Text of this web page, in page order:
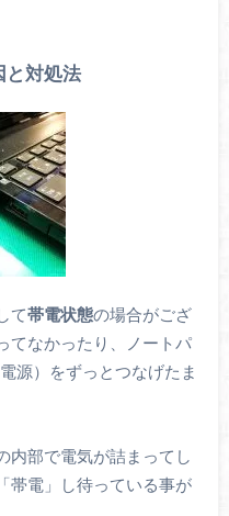
と対処法
て帯電状態の場合がござ
てなかったり、ノートパ
源）をずっとつなげたま
内部で電気が詰まってし
帯電」し待っている事が